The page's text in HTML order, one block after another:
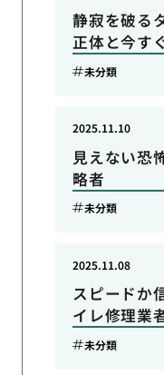
静寂を破る
正体と今す
未分類
見えない恐
略者
2025.11.10
未分類
スピードか
イレ修理業
2025.11.08
未分類